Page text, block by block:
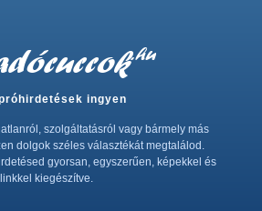
ingyen
szolgáltatásról vagy bármely más
dolgok széles választékát megtalálod.
gyorsan, egyszerűen, képekkel és
linkkel kiegészítve.